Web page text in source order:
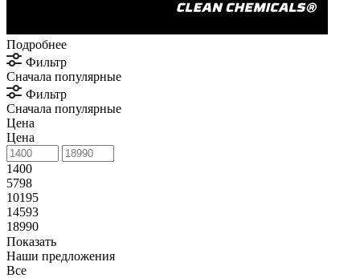
Подробнее
Фильтр
Сначала популярные
Фильтр
Сначала популярные
Цена
Цена
1400
5798
10195
14593
18990
Показать
Наши предложения
Все